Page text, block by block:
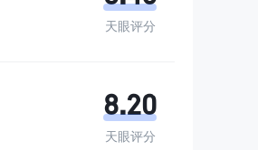
天眼评分
8.20
天眼评分